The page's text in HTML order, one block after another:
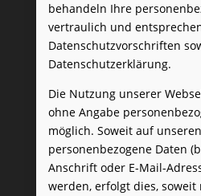
behandeln Ihre
vertraulich und
Datenschutzvorschriften
Datenschutzerklärung.
Die Nutzung unserer
ohne Angabe
möglich. Soweit auf
personenbezogene Daten
Anschrift oder E-Mail-
werden, erfolgt dies, soweit